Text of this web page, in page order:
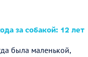
за собакой: 12 лет
была маленькой,